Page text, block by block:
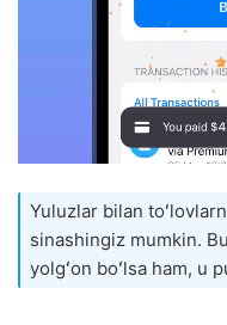
Yuluzlar bilan
sinashingiz mumkin.
yolgʻon boʻlsa ham, u